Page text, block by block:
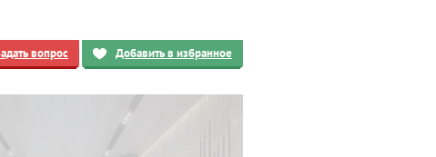
вопрос Добавить в избранное